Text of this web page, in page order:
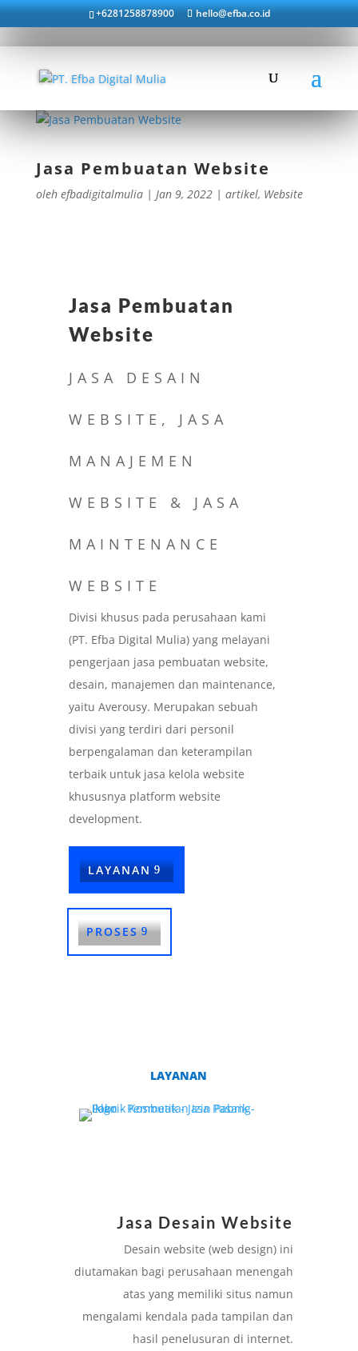
+6281258878900 hello@efba.co.id
Jasa Pembuatan Website
oleh efbadigitalmulia| Jan 9, 2022| artikel, Website
Jasa Pembuatan
Website
JASA DESAIN
WEBSITE, JASA
MANAJEMEN
WEBSITE & JASA
MAINTENANCE
WEBSITE
Divisi khusus pada perusahaan kami
(PT. Efba Digital Mulia) yang melayani
pengerjaan jasa pembuatan website,
desain, manajemen dan maintenance,
yaitu Averousy. Merupakan sebuah
divisi yang terdiri dari personil
berpengalaman dan keterampilan
terbaik untuk jasa kelola website
khususnya platform website
development.
LAYANAN
PROSES
LAYANAN
Jasa Desain Website
Desain website (web design) ini
diutamakan bagi perusahaan menengah
atas yang memiliki situs namun
mengalami kendala pada tampilan dan
hasil penelusuran di internet.